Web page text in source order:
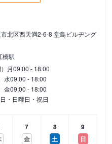
北区西天満2-6-8 堂島ビルヂング
橋駅
月09:00 - 18:00
水09:00 - 18:00
金09:00 - 18:00
・日曜日・祝日
7
金
8
土
9
日